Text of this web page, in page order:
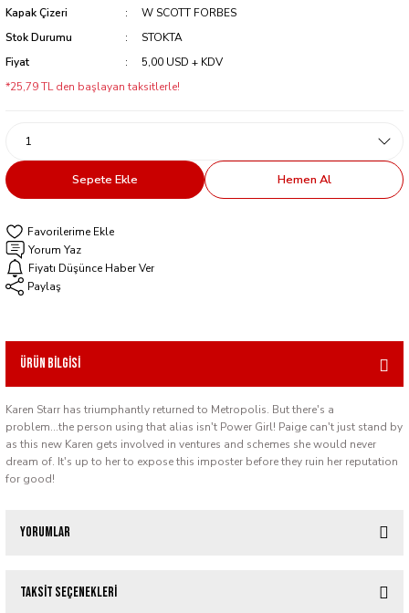
Kapak Çizeri
W SCOTT FORBES
Stok Durumu
STOKTA
Fiyat
5,00 USD + KDV
*25,79 TL den başlayan taksitlerle!
Sepete Ekle Hemen Al
Yorum Yaz
Fiyatı Düşünce Haber Ver
Paylaş
Ürün Bilgisi
Karen Starr has triumphantly returned to Metropolis. But there's a
problem...the person using that alias isn't Power Girl! Paige can't just stand by
as this new Karen gets involved in ventures and schemes she would never
dream of. It's up to her to expose this imposter before they ruin her reputation
for good!
Yorumlar
Taksit Seçenekleri